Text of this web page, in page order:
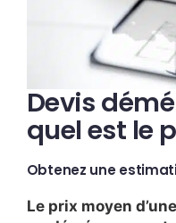
Devis
quel est le
Obtenez une
Le prix moyen